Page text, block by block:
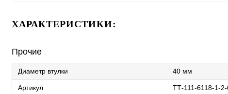
ХАРАКТЕРИСТИКИ:
Прочие
Диаметр втулки 40 мм
Артикул ТТ-111-6118-1-